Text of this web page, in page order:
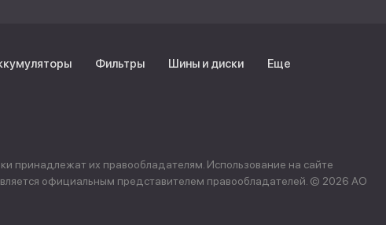
Фильтры Шины и диски Еще
принадлежат их правообладателям. Использование на сайте
официальным представителем правообладателей. © 2026 АО